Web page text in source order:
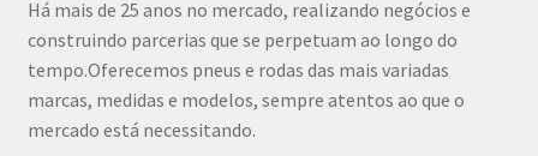
Há mais de 25 anos no mercado, realizando negócios e
construindo parcerias que se perpetuam ao longo do
tempo.Oferecemos pneus e rodas das mais variadas
marcas, medidas e modelos, sempre atentos ao que o
mercado está necessitando.